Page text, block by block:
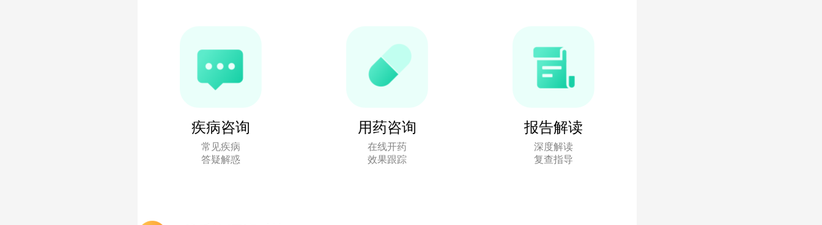
疾病咨询
常见疾病
答疑解惑
用药咨询
在线开药
效果跟踪
报告解读
深度解读
复查指导